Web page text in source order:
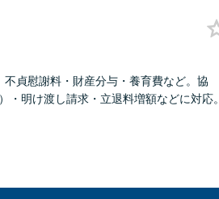
貞慰謝料・財産分与・養育費など。協
明け渡し請求・立退料増額などに対応。